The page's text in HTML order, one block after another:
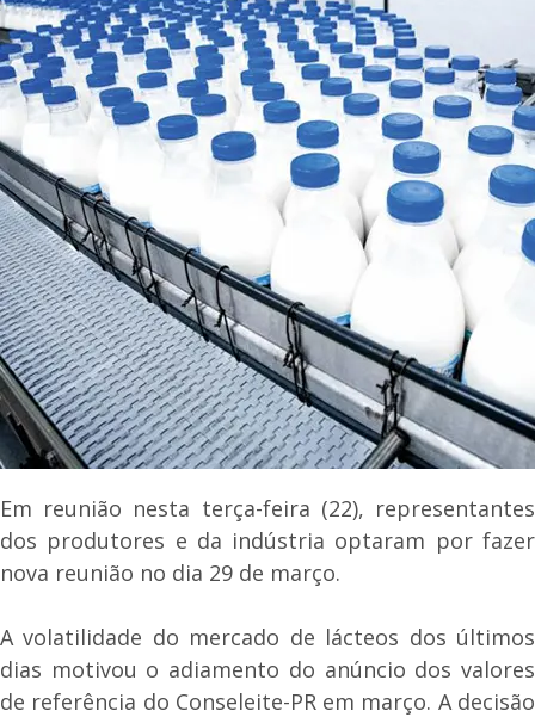
Em reunião nesta terça-feira (22), representantes
dos produtores e da indústria optaram por fazer
nova reunião no dia 29 de março.
A volatilidade do mercado de lácteos dos últimos
dias motivou o adiamento do anúncio dos valores
de referência do Conseleite-PR em março. A decisão